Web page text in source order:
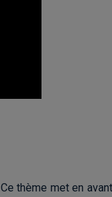
thème met en